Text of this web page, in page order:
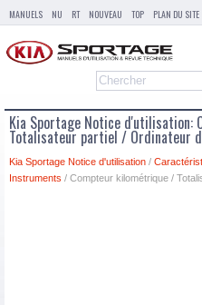
MANUELS NU RT NOUVEAU TOP PLAN DU SITE
Kia Sportage Notice d'utilisation:
Totalisateur partiel / Ordinateur
Kia Sportage Notice d'utilisation /
Instruments / Compteur kilométrique /